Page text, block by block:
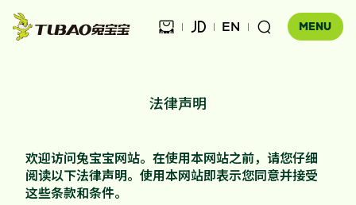
MENU
  EN 
板材
科技木
健康家居 
公司介绍
法律声明
欢迎访问兔宝宝网站。在使用本网站之前，请您仔细
阅读以下法律声明。使用本网站即表示您同意并接受
这些条款和条件。